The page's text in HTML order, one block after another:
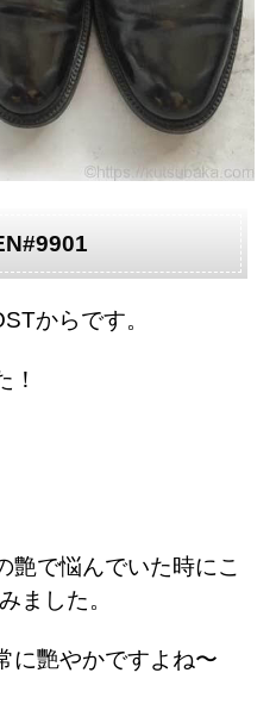
からです。
！
艶で悩んでいた時にこ
ました。
に艷やかですよね〜